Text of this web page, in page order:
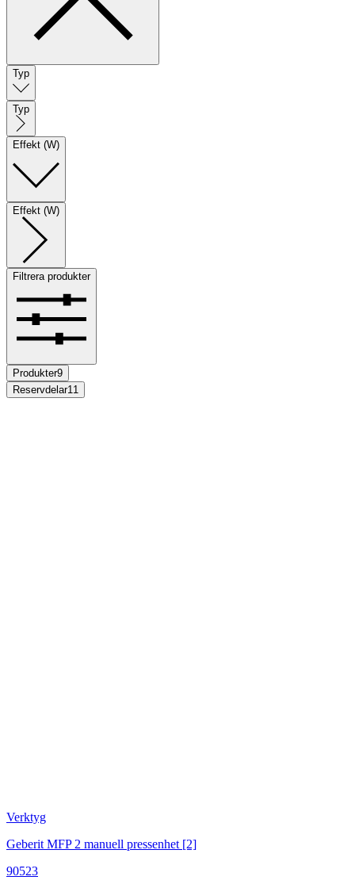
Typ
Typ
Effekt (W)
Effekt (W)
Filtrera produkter
Produkter9
Reservdelar11
Verktyg
Geberit MFP 2 manuell pressenhet [2]
90523